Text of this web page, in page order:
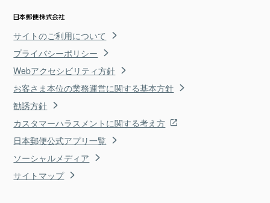
サイトのご利用について
プライバシーポリシー
Webアクセシビリティ方針
お客さま本位の業務運営に関する基本方針
勧誘方針
カスタマーハラスメントに関する考え方
日本郵便公式アプリ一覧
ソーシャルメディア
サイトマップ